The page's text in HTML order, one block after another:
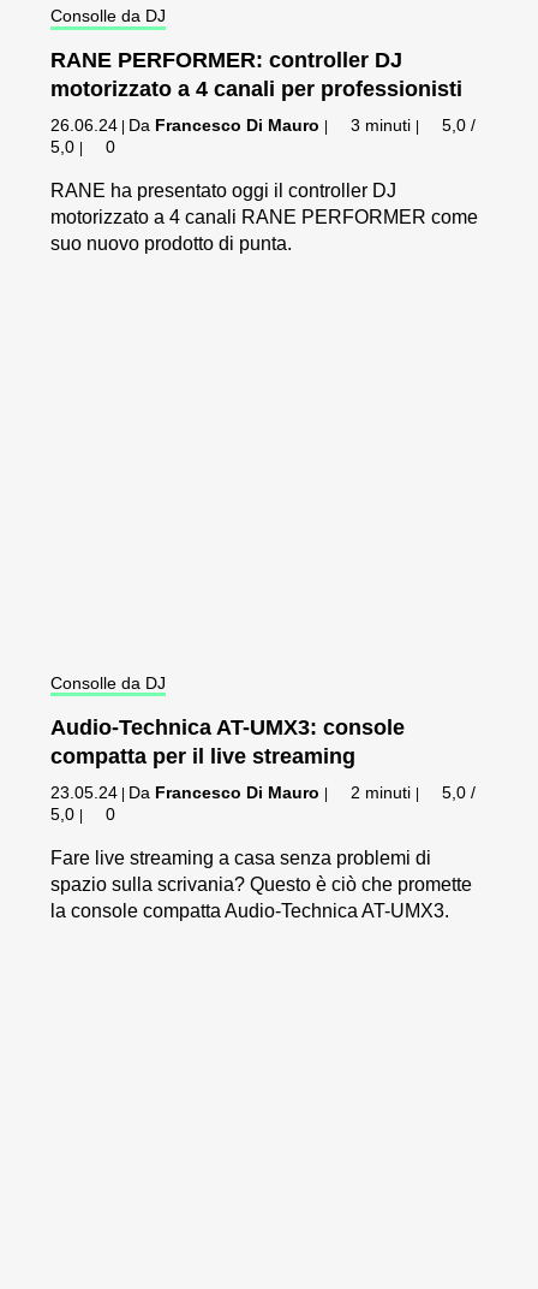
Consolle da DJ
RANE PERFORMER: controller DJ
motorizzato a 4 canali per professionisti
26.06.24 Da Francesco Di Mauro 3 minuti
5,0 /
5,0
0
RANE ha presentato oggi il controller DJ
motorizzato a 4 canali RANE PERFORMER come
suo nuovo prodotto di punta.
Consolle da DJ
Audio-Technica AT-UMX3: console
compatta per il live streaming
23.05.24 | Da Francesco Di Mauro | 2 minuti |
5,0 /
5,0 | 0
Fare live streaming a casa senza problemi di
spazio sulla scrivania? Questo è ciò che promette
la console compatta Audio-Technica AT-UMX3.